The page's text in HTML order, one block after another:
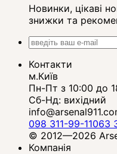
Новинки, цікаві
знижки та
Контакти
м.Київ
Пн-Пт з 10:00 до
Сб-Нд: вихідний
098 311-99-11063
© 2012—2026
Компанія